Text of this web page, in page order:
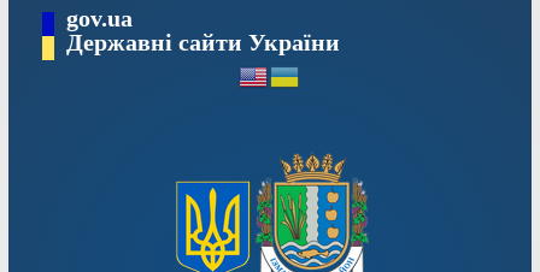
вмісту
gov.ua
Державні сайти України